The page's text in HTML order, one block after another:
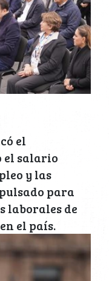
el
el salario
y las
para
laborales de
el país.